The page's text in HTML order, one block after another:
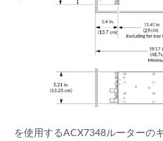
を使用するACX7348ルーターの